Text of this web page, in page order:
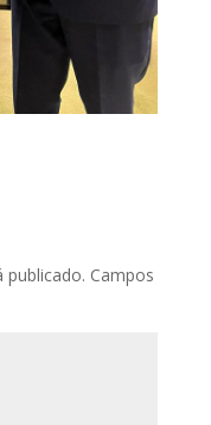
publicado. Campos